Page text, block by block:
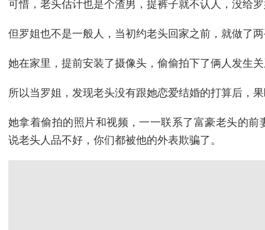
可惜，老头估计也是个渣男，提裤子就不认人，没给
但罗姐也不是一般人，当初约老头回家之前，就做了
她在家里，提前安装了摄像头，偷偷拍下了俩人发生
所以当罗姐，发现老头没有跟她恋爱结婚的打算后，
她拿着偷拍的照片和视频，一一联系了富豪老头的
说老头人品不好，你们都被他的外表欺骗了。